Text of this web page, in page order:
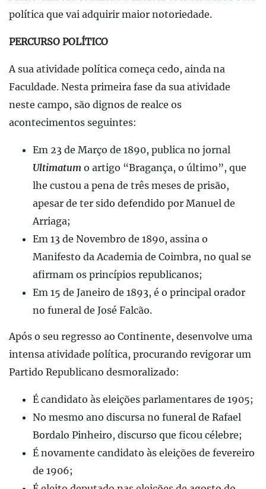
política que vai adquirir maior notoriedade.
PERCURSO POLÍTICO
A sua atividade política começa cedo, ainda na
Faculdade. Nesta primeira fase da sua atividade
neste campo, são dignos de realce os
acontecimentos seguintes:
Em 23 de Março de 1890, publica no jornal
Ultimatum o artigo “Bragança, o último”, que
lhe custou a pena de três meses de prisão,
apesar de ter sido defendido por Manuel de
Arriaga;
Em 13 de Novembro de 1890, assina o
Manifesto da Academia de Coimbra, no qual se
afirmam os princípios republicanos;
Em 15 de Janeiro de 1893, é o principal orador
no funeral de José Falcão.
Após o seu regresso ao Continente, desenvolve uma
intensa atividade política, procurando revigorar um
Partido Republicano desmoralizado:
É candidato às eleições parlamentares de 1905;
No mesmo ano discursa no funeral de Rafael
Bordalo Pinheiro, discurso que ficou célebre;
É novamente candidato às eleições de fevereiro
de 1906;